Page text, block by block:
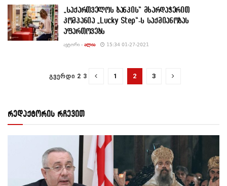
„საქართველოს ბანკის“ მხარდაჭერით
კომპანია „Lucky Step“-ს საქმიანობას
აფართოვებს
ᲐᲕᲢᲝᲠᲘ - ᲐᲚᲘᲐ 15:34 01-27-2021
ᲒᲕᲔᲠᲓᲘ 2 3 1 2 3
რედაქტორის რჩევით